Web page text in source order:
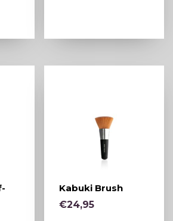
Kabuki Brush
€24,95